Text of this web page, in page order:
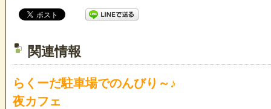
関連情報
らくーだ駐車場でのんびり～♪
夜カフェ